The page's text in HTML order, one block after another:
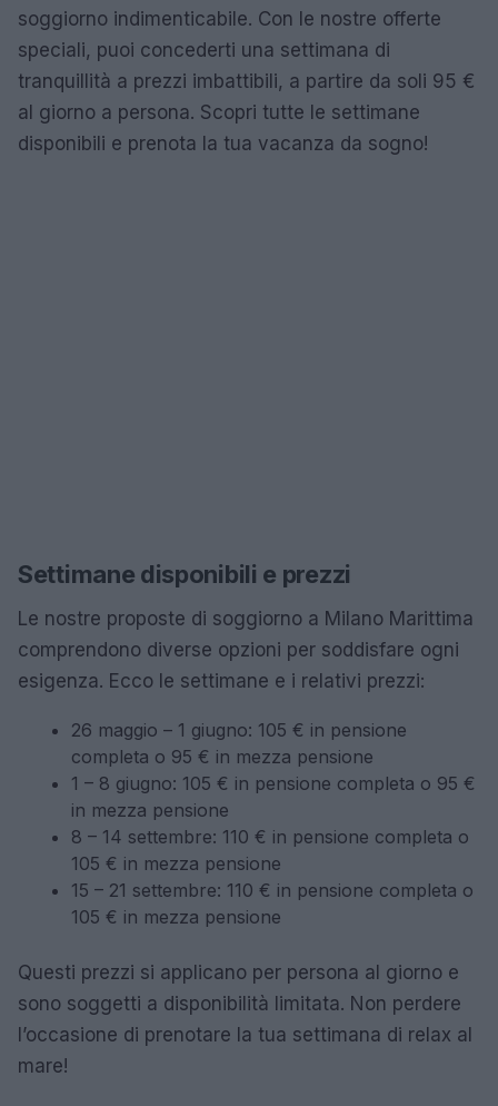
soggiorno indimenticabile. Con le nostre offerte
speciali, puoi concederti una settimana di
tranquillità a prezzi imbattibili, a partire da soli 95 €
al giorno a persona. Scopri tutte le settimane
disponibili e prenota la tua vacanza da sogno!
Settimane disponibili e prezzi
Le nostre proposte di soggiorno a Milano Marittima
comprendono diverse opzioni per soddisfare ogni
esigenza. Ecco le settimane e i relativi prezzi:
26 maggio – 1 giugno: 105 € in pensione
completa o 95 € in mezza pensione
1 – 8 giugno: 105 € in pensione completa o 95 €
in mezza pensione
8 – 14 settembre: 110 € in pensione completa o
105 € in mezza pensione
15 – 21 settembre: 110 € in pensione completa o
105 € in mezza pensione
Questi prezzi si applicano per persona al giorno e
sono soggetti a disponibilità limitata. Non perdere
l’occasione di prenotare la tua settimana di relax al
mare!